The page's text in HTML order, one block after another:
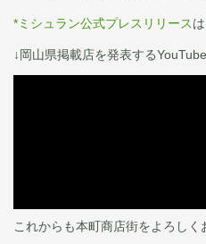
*ミシュラン公式プレスリリース
↓岡山県掲載店を発表するYouTube
これからも本町商店街をよろしく